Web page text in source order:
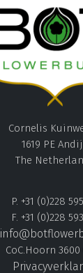
Cornelis
1619 PE
The
P. +31 (0)228
F. +31 (0)228
CoC.Hoorn 3600